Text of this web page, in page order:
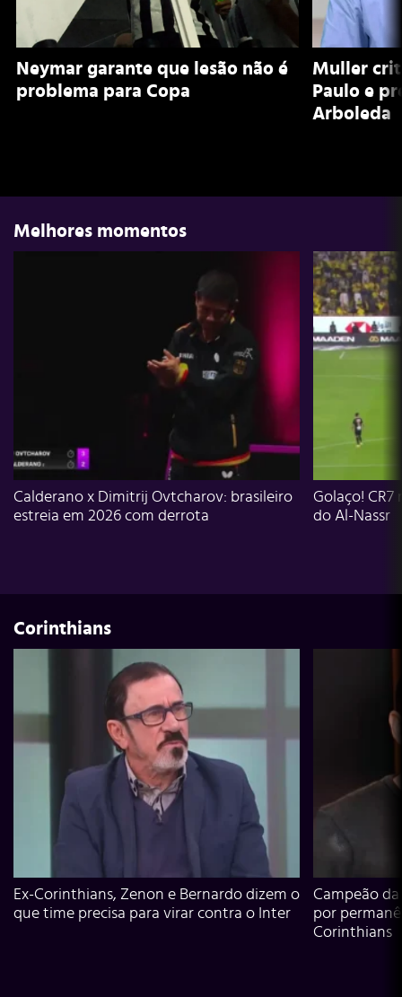
Neymar garante que lesão não é
problema para Copa
Muller
Paulo e
Arboleda
Melhores momentos
Calderano x Dimitrij Ovtcharov: brasileiro
estreia em 2026 com derrota
Golaço!
do Al-Nassr
Corinthians
Ex-Corinthians, Zenon e Bernardo dizem o
que time precisa para virar contra o Inter
Campeão
por
Corinthians